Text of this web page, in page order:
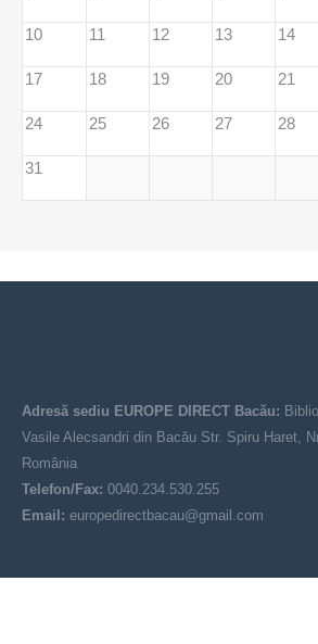
10 11 12 13 14
17 18 19 20 21
24 25 26 27 28
31
Adresă sediu EUROPE DIRECT Bacău:
Vasile Alecsandri din Bacău Str. Spiru Haret,
România
Telefon/Fax: 0040.234.530.255
Email: europedirectbacau@gmail.com